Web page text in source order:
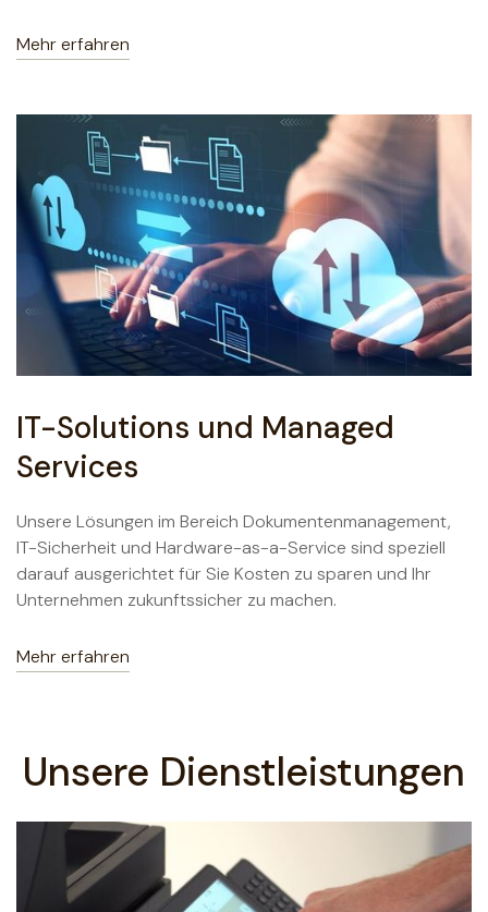
Mehr erfahren
IT-Solutions und Managed
Services
Unsere Lösungen im Bereich Dokumentenmanagement,
IT-Sicherheit und Hardware-as-a-Service sind speziell
darauf ausgerichtet für Sie Kosten zu sparen und Ihr
Unternehmen zukunftssicher zu machen.
Mehr erfahren
Unsere Dienstleistungen